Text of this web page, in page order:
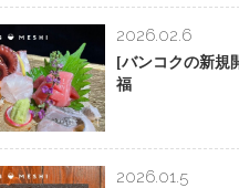
2026.02.6
[バンコクの新規
福
2026.01.5